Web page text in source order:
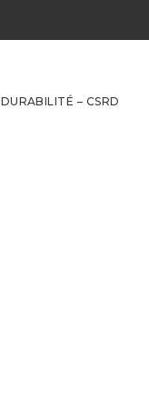
DURABILITÉ – CSRD